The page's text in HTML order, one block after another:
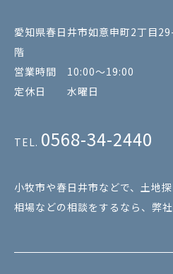
愛知県春日井市如意申町2丁目
階
営業時間 10:00～19:00
定休日 水曜日
TEL. 0568-34-2440
小牧市や春日井市などで、土地
相場などの相談をするなら、弊